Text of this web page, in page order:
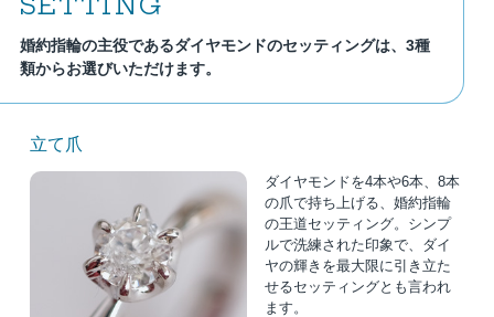
婚約指輪の主役であるダイヤモンドのセッティングは、3種
類からお選びいただけます。
立て爪
ダイヤモンドを4本や6本、8本
の爪で持ち上げる、婚約指輪
の王道セッティング。シンプ
ルで洗練された印象で、ダイ
ヤの輝きを最大限に引き立た
せるセッティングとも言われ
ます。